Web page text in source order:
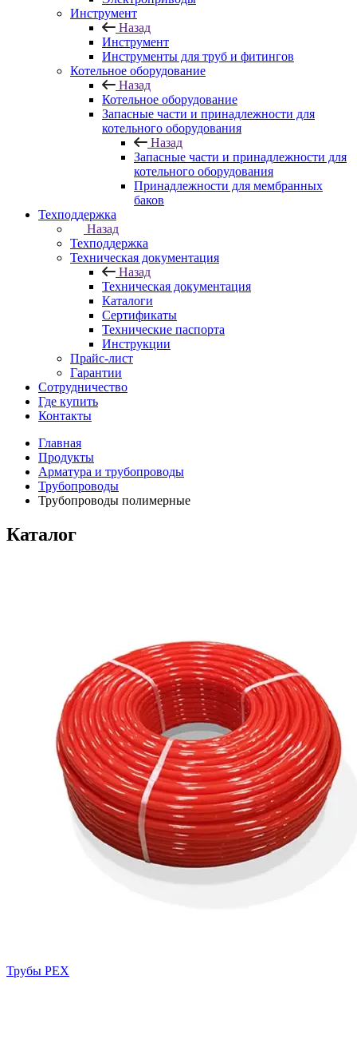
Инструмент
Назад
Инструмент
Инструменты для труб и фитингов
Котельное оборудование
Назад
Котельное оборудование
Запасные части и принадлежности для
котельного оборудования
Назад
Запасные части и принадлежности для
котельного оборудования
Принадлежности для мембранных
баков
Техподдержка
Назад
Техподдержка
Техническая документация
Назад
Техническая документация
Каталоги
Сертификаты
Технические паспорта
Инструкции
Прайс-лист
Гарантии
Сотрудничество
Где купить
Контакты
Главная
Продукты
Арматура и трубопроводы
Трубопроводы
Трубопроводы полимерные
Каталог
Трубы PEX